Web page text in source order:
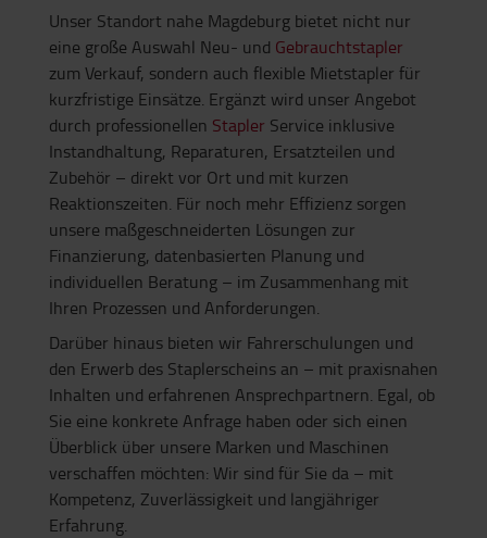
Unser Standort nahe Magdeburg bietet nicht nur
eine große Auswahl Neu- und Gebrauchtstapler
zum Verkauf, sondern auch flexible Mietstapler für
kurzfristige Einsätze. Ergänzt wird unser Angebot
durch professionellen Stapler Service inklusive
Instandhaltung, Reparaturen, Ersatzteilen und
Zubehör – direkt vor Ort und mit kurzen
Reaktionszeiten. Für noch mehr Effizienz sorgen
unsere maßgeschneiderten Lösungen zur
Finanzierung, datenbasierten Planung und
individuellen Beratung – im Zusammenhang mit
Ihren Prozessen und Anforderungen.
Darüber hinaus bieten wir Fahrerschulungen und
den Erwerb des Staplerscheins an – mit praxisnahen
Inhalten und erfahrenen Ansprechpartnern. Egal, ob
Sie eine konkrete Anfrage haben oder sich einen
Überblick über unsere Marken und Maschinen
verschaffen möchten: Wir sind für Sie da – mit
Kompetenz, Zuverlässigkeit und langjähriger
Erfahrung.